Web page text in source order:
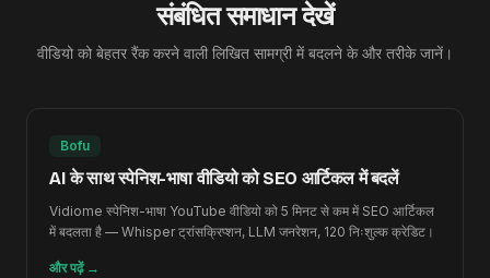
संबंधित समाधान देखें
वीडियो को बेहतर रैंक करने वाली लिखित सामग्री में बदलने के और तरीके जानें।
Bofu
AI के साथ स्पेनिश-भाषा वीडियो को SEO आर्टिकल में बदलें
Vidiome स्पेनिश-भाषा YouTube वीडियो को 5 मिनट से कम में SEO आर्टिकल
में बदलता है — Whisper ट्रांसक्रिप्शन, LLM जनरेशन, 120 निःशुल्क क्रेडिट।
और पढ़ें→